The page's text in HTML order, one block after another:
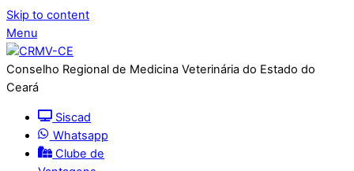
Skip to content
Menu
Conselho Regional de Medicina Veterinária do Estado do
Ceará
Siscad
Whatsapp
Clube de